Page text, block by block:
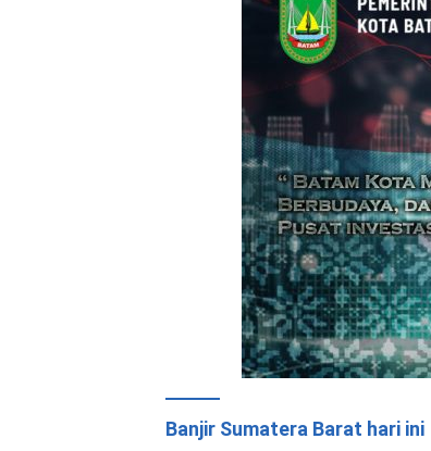
Banjir Sumatera Barat hari ini